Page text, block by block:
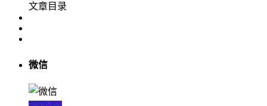
文章目录
微信